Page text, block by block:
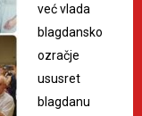
već vlada
blagdansko
ozračje
ususret
blagdanu